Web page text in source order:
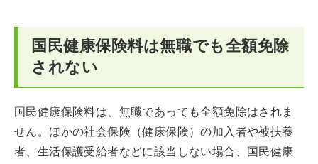
無職の場合の国民健康保険料に関するFAQ
国民健康保険料は無職でも全額免除
されない
国民健康保険料は、無職であっても全額免除はされま
せん。ほかの社会保険（健康保険）の加入者や被扶養
者、生活保護受給者などに該当しない場合、国民健康